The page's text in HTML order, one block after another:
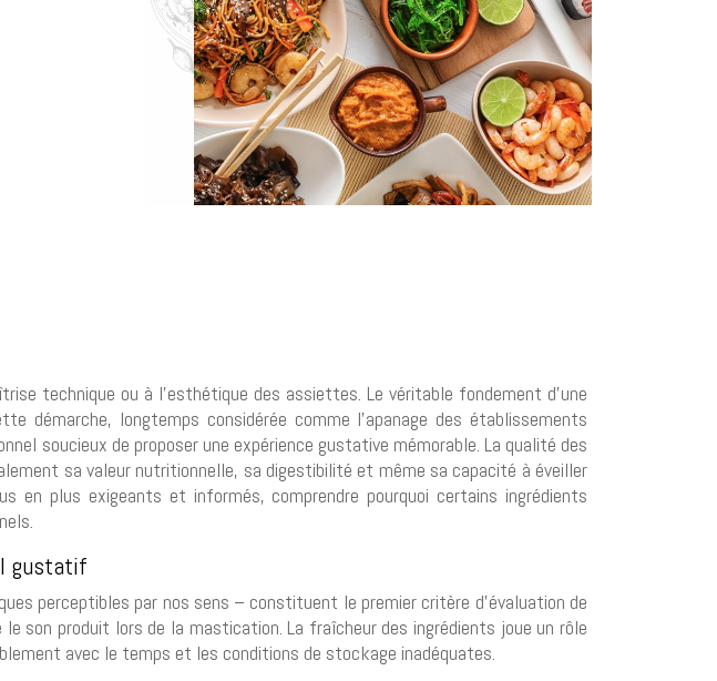
technique ou à l’esthétique des assiettes. Le véritable fondement d’une
démarche, longtemps considérée comme l’apanage des établissements
soucieux de proposer une expérience gustative mémorable. La qualité des
sa valeur nutritionnelle, sa digestibilité et même sa capacité à éveiller
en plus exigeants et informés, comprendre pourquoi certains ingrédients
gustatif
perceptibles par nos sens – constituent le premier critère d’évaluation de
son produit lors de la mastication. La fraîcheur des ingrédients joue un rôle
avec le temps et les conditions de stockage inadéquates.